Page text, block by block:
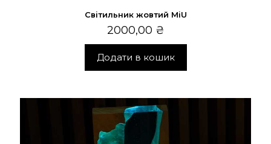
Світильник жовтий MiU
2000,00 ₴
Додати в кошик